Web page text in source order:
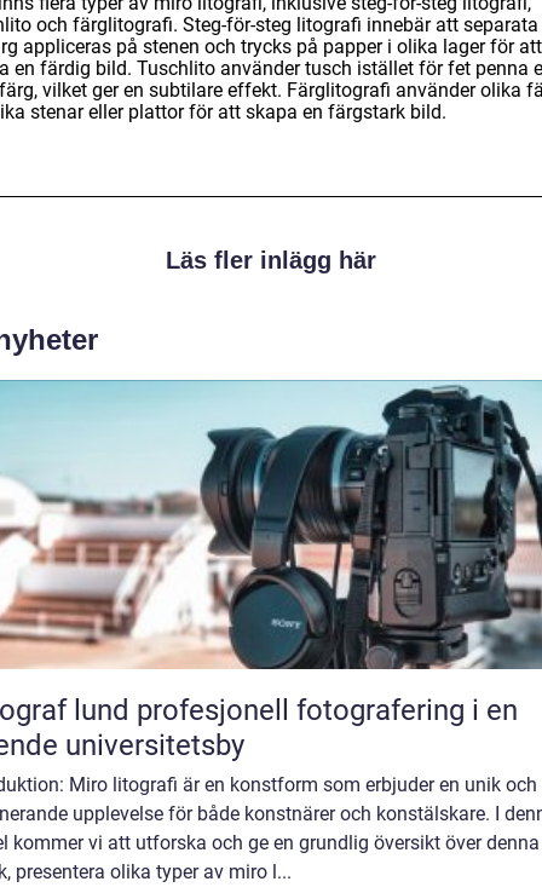
och färglitografi. Steg-för-steg litografi innebär att separata
appliceras på stenen och trycks på papper i olika lager för att
en färdig bild. Tuschlito använder tusch istället för fet penna
vilket ger en subtilare effekt. Färglitografi använder olika
stenar eller plattor för att skapa en färgstark bild.
Läs fler inlägg här
profesjonell fotografering i en
universitetsby
Miro litografi är en konstform som erbjuder en unik och
upplevelse för både konstnärer och konstälskare. I
kommer vi att utforska och ge en grundlig översikt över denna
presentera olika typer av miro l...